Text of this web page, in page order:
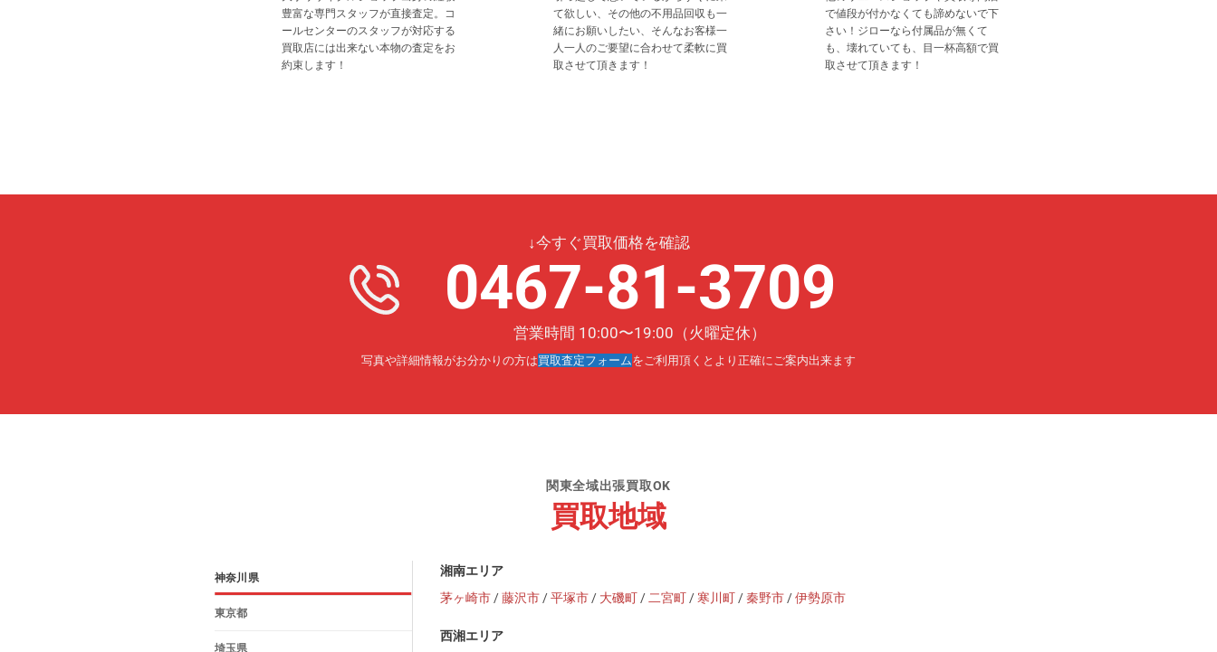
豊富な専門スタッフが直接査定。コ
ールセンターのスタッフが対応する
買取店には出来ない本物の査定をお
約束します！
て欲しい、その他の不用品回収も一
緒にお願いしたい、そんなお客様一
人一人のご要望に合わせて柔軟に買
取させて頂きます！
で値段が付かなくても諦めないで下
さい！ジローなら付属品が無くて
も、壊れていても、目一杯高額で買
取させて頂きます！
↓今すぐ買取価格を確認
0467-81-3709
営業時間 10:00〜19:00（火曜定休）
写真や詳細情報がお分かりの方は買取査定フォームをご利用頂くとより正確にご案内出来ます
関東全域出張買取OK
買取地域
神奈川県
東京都
埼玉県
湘南エリア
茅ヶ崎市/藤沢市/平塚市/ 大磯町/二宮町/寒川町/秦野市/伊勢原市
西湘エリア